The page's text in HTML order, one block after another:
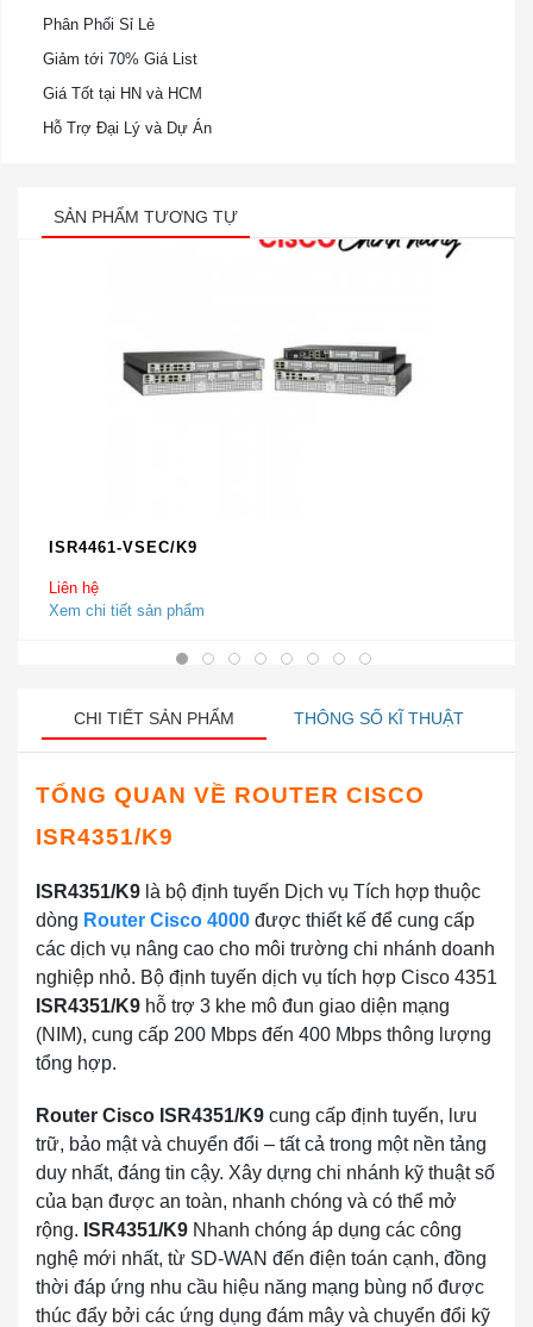
Phân Phối Sỉ Lẻ
Giảm tới 70% Giá List
Giá Tốt tại HN và HCM
Hỗ Trợ Đại Lý và Dự Án
SẢN PHẨM TƯƠNG TỰ
ISR4461-VSEC/K9
Liên hệ
Xem chi tiết sản phẩm
CHI TIẾT SẢN PHẨM THÔNG SỐ KĨ THUẬT
TỔNG QUAN VỀ ROUTER CISCO
ISR4351/K9
ISR4351/K9 là bộ định tuyến Dịch vụ Tích hợp thuộc
dòng Router Cisco 4000 được thiết kế để cung cấp
các dịch vụ nâng cao cho môi trường chi nhánh doanh
nghiệp nhỏ. Bộ định tuyến dịch vụ tích hợp Cisco 4351
ISR4351/K9 hỗ trợ 3 khe mô đun giao diện mạng
(NIM), cung cấp 200 Mbps đến 400 Mbps thông lượng
tổng hợp.
Router Cisco ISR4351/K9 cung cấp định tuyến, lưu
trữ, bảo mật và chuyển đổi – tất cả trong một nền tảng
duy nhất, đáng tin cậy. Xây dựng chi nhánh kỹ thuật số
của bạn được an toàn, nhanh chóng và có thể mở
rộng. ISR4351/K9 Nhanh chóng áp dụng các công
nghệ mới nhất, từ SD-WAN đến điện toán cạnh, đồng
thời đáp ứng nhu cầu hiệu năng mạng bùng nổ được
thúc đẩy bởi các ứng dụng đám mây và chuyển đổi kỹ